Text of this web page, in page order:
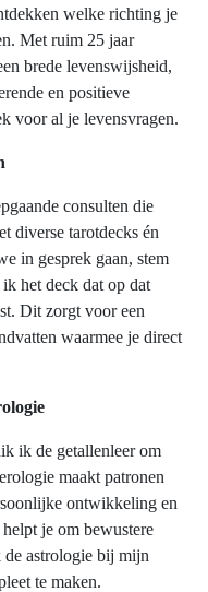
welke richting je
Met ruim 25 jaar
brede levenswijsheid,
en positieve
voor al je levensvragen.
consulten die
diverse tarotdecks én
in gesprek gaan, stem
het deck dat op dat
Dit zorgt voor een
waarmee je direct
ik de getallenleer om
maakt patronen
ontwikkeling en
je om bewustere
de astrologie bij mijn
te maken.